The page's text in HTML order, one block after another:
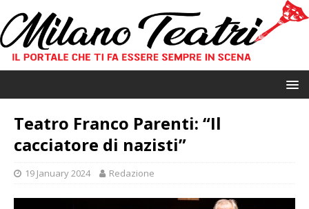
Teatro Franco Parenti: “Il
cacciatore di nazisti”
19 January 2024 Redazione